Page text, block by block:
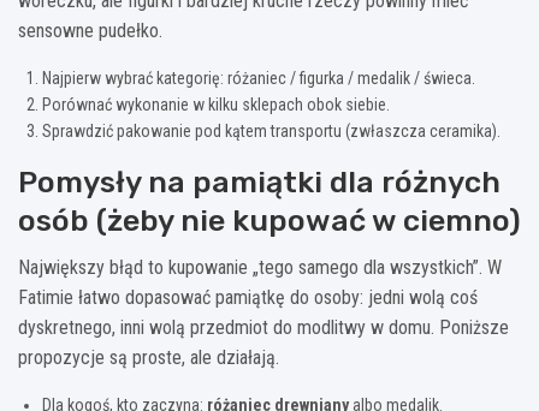
sensowne pudełko.
Najpierw wybrać kategorię: różaniec / figurka / medalik / świeca.
Porównać wykonanie w kilku sklepach obok siebie.
Sprawdzić pakowanie pod kątem transportu (zwłaszcza ceramika).
Pomysły na pamiątki dla różnych
osób (żeby nie kupować w ciemno)
Największy błąd to kupowanie „tego samego dla wszystkich”. W
Fatimie łatwo dopasować pamiątkę do osoby: jedni wolą coś
dyskretnego, inni wolą przedmiot do modlitwy w domu. Poniższe
propozycje są proste, ale działają.
Dla kogoś, kto zaczyna: różaniec drewnianyalbo medalik.